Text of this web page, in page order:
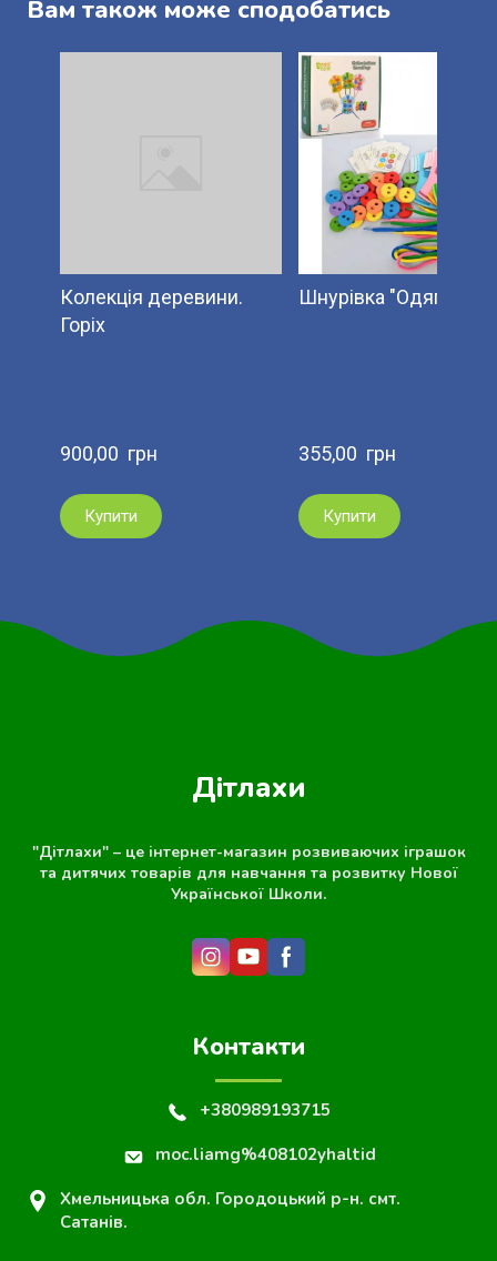
Вам також може сподобатись
Колекція деревини.
Горіх
900,00  грн
Купити
Шнурівка "Одяг"
355,00  грн
Купити
Дітлахи
"Дітлахи" – це інтернет-магазин розвиваючих іграшок
та дитячих товарів для навчання та розвитку Нової
Української Школи.
Контакти
+380989193715
moc.liamg%408102yhaltid
Хмельницька обл. Городоцький р-н. смт.
Сатанів.